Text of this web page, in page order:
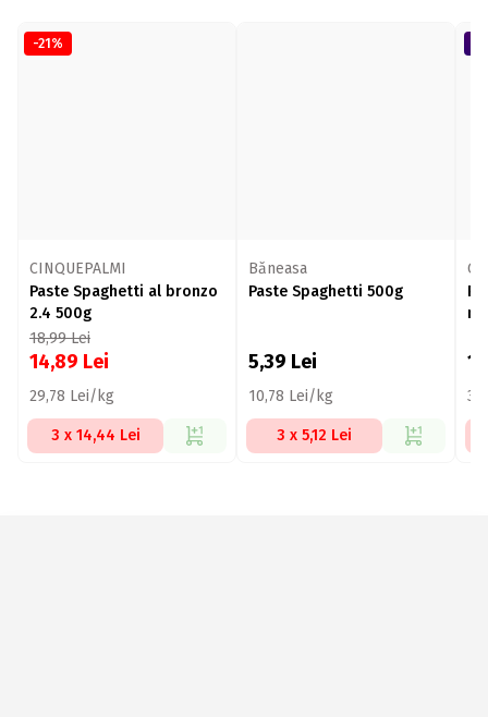
-21%
CINQUEPALMI
Paste Spaghetti al bronzo
2.4 500g
18,99Lei
14,89 Lei
29,78 Lei/kg
3 x 14,44 Lei
Băneasa
Paste Spaghetti 500g
5,39 Lei
10,78 Lei/kg
3 x 5,12 Lei